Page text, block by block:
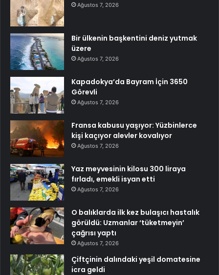
Ağustos 7, 2026
Bir ülkenin başkentini deniz yutmak
üzere
Ağustos 7, 2026
Kapadokya’da Bayram İçin 3650
Görevli
Ağustos 7, 2026
Fransa kabusu yaşıyor: Yüzbinlerce
kişi kaçıyor alevler kovalıyor
Ağustos 7, 2026
Yaz meyvesinin kilosu 300 liraya
fırladı, emekli isyan etti
Ağustos 7, 2026
O balıklarda ilk kez bulaşıcı hastalık
görüldü: Uzmanlar ‘tüketmeyin’
çağrısı yaptı
Ağustos 7, 2026
Çiftçinin dalındaki yeşil domatesine
icra geldi